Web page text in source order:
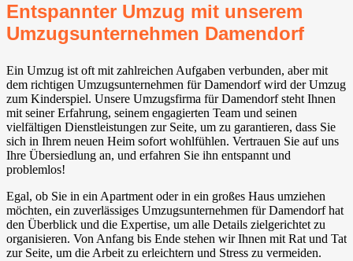
Entspannter Umzug mit unserem
Umzugsunternehmen Damendorf
Ein Umzug ist oft mit zahlreichen Aufgaben verbunden, aber mit
dem richtigen Umzugsunternehmen für Damendorf wird der Umzug
zum Kinderspiel. Unsere Umzugsfirma für Damendorf steht Ihnen
mit seiner Erfahrung, seinem engagierten Team und seinen
vielfältigen Dienstleistungen zur Seite, um zu garantieren, dass Sie
sich in Ihrem neuen Heim sofort wohlfühlen. Vertrauen Sie auf uns
Ihre Übersiedlung an, und erfahren Sie ihn entspannt und
problemlos!
Egal, ob Sie in ein Apartment oder in ein großes Haus umziehen
möchten, ein zuverlässiges Umzugsunternehmen für Damendorf hat
den Überblick und die Expertise, um alle Details zielgerichtet zu
organisieren. Von Anfang bis Ende stehen wir Ihnen mit Rat und Tat
zur Seite, um die Arbeit zu erleichtern und Stress zu vermeiden.